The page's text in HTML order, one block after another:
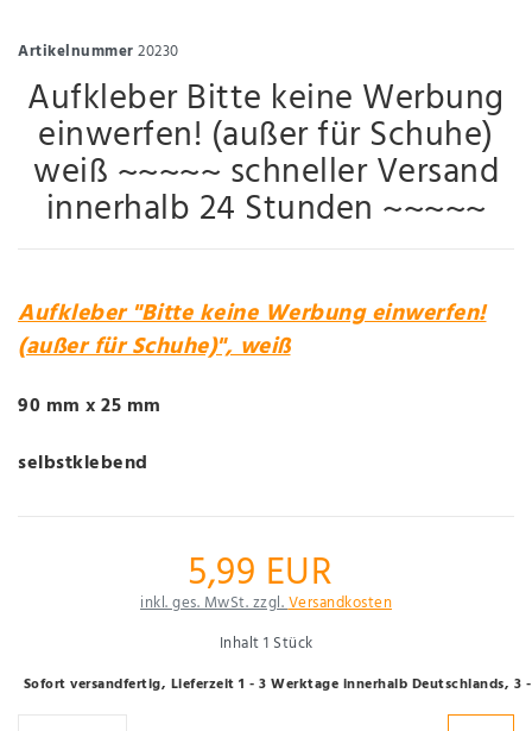
Artikelnummer20230
Aufkleber Bitte keine Werbung
einwerfen! (außer für Schuhe)
weiß ~~~~~ schneller Versand
innerhalb 24 Stunden ~~~~~
Aufkleber "Bitte keine Werbung einwerfen!
(außer für Schuhe)", weiß
90 mm x 25 mm
selbstklebend
5,99 EUR
inkl. ges. MwSt. zzgl.Versandkosten
Inhalt1 Stück
Sofort versandfertig, Lieferzeit 1 - 3 Werktage innerhalb Deutschlands, 3